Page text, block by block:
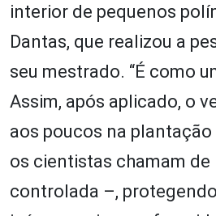
interior de pequenos
Dantas, que realizou a
seu mestrado. “É como
Assim, após aplicado, o
aos poucos na
os cientistas chamam de
controlada –,